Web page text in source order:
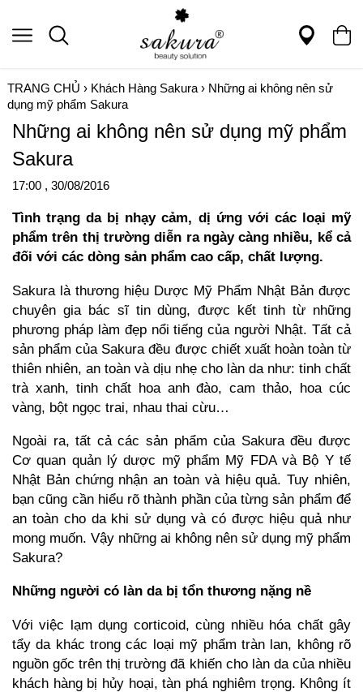
TRANG CHỦ › Khách Hàng Sakura › Những ai không nên sử
dụng mỹ phẩm Sakura
Những ai không nên sử dụng mỹ phẩm
Sakura
17:00 , 30/08/2016
Tình trạng da bị nhạy cảm, dị ứng với các loại mỹ
phẩm trên thị trường diễn ra ngày càng nhiều, kể cả
đối với các dòng sản phẩm cao cấp, chất lượng.
Sakura là thương hiệu Dược Mỹ Phẩm Nhật Bản được
chuyên gia bác sĩ tin dùng, được kết tinh từ những
phương pháp làm đẹp nổi tiếng của người Nhật. Tất cả
sản phẩm của Sakura đều được chiết xuất hoàn toàn từ
thiên nhiên, an toàn và dịu nhẹ cho làn da như: tinh chất
trà xanh, tinh chất hoa anh đào, cam thảo, hoa cúc
vàng, bột ngọc trai, nhau thai cừu…
Ngoài ra, tất cả các sản phẩm của Sakura đều được
Cơ quan quản lý dược mỹ phẩm Mỹ FDA và Bộ Y tế
Nhật Bản chứng nhận an toàn và hiệu quả. Tuy nhiên,
bạn cũng cần hiểu rõthành phầncủa từng sản phẩm để
an toàn cho da khi sử dụng và có được hiệu quả như
mong muốn. Vậy những ai không nên sử dụng mỹ phẩm
Sakura?
Những người có làn da bị tổn thương nặng nề
Với việc lạm dụng corticoid, cùng nhiều hóa chất gây
tẩy da khác trong các loại mỹ phẩm tràn lan, không rõ
nguồn gốc trên thị trường đã khiến cho làn da của nhiều
khách hàng bị hủy hoại, tàn phá nghiêm trọng. Không ít